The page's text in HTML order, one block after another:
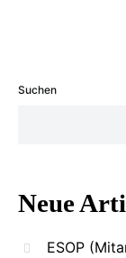
Suchen
Neue
ESOP